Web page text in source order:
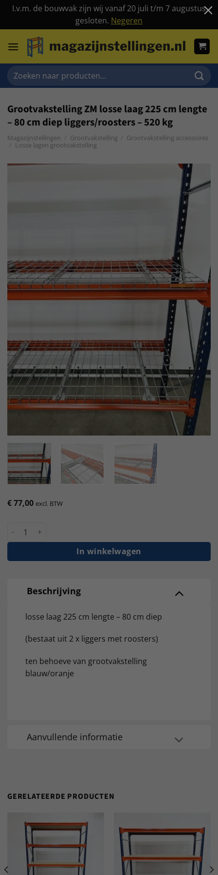
I.v.m. de bouwvak zijn wij vanaf 20 juli t/m 7 augustus
gesloten. Negeren
naar
Zoeken
naar:
Grootvakstelling ZM losse laag 225 cm lengte
– 80 cm diep liggers/roosters – 520 kg
Magazijnstellingen / Grootvakstelling / Grootvakstelling accessoires
/ Losse lagen grootvakstelling
€77,00 excl. BTW
Grootvakstelling ZM losse laag 225 cm lengte - 80 cm diep
In winkelwagen
Beschrijving
losse laag 225 cm lengte – 80 cm diep
(bestaat uit 2 x liggers met roosters)
ten behoeve van grootvakstelling
blauw/oranje
Aanvullende informatie
GERELATEERDE PRODUCTEN